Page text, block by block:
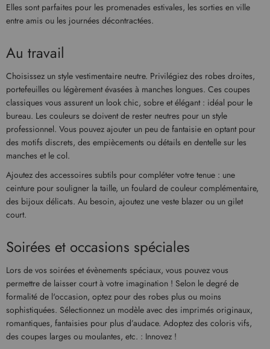
Elles sont parfaites pour les promenades estivales, les sorties en ville
entre amis ou les journées décontractées.
Au travail
Choisissez un style vestimentaire neutre. Privilégiez des robes droites,
portefeuilles ou légèrement évasées à manches longues. Ces coupes
classiques vous assurent un look chic, sobre et élégant : idéal pour le
bureau. Les couleurs se doivent de rester neutres pour un style
professionnel. Vous pouvez ajouter un peu de fantaisie en optant pour
des motifs discrets, des empiècements ou détails en dentelle sur les
manches et le col.
Ajoutez des accessoires subtils pour compléter votre tenue : une
ceinture pour souligner la taille, un foulard de couleur complémentaire,
des bijoux délicats. Au besoin, ajoutez une veste blazer ou un gilet
court.
Soirées et occasions spéciales
Lors de vos soirées et évènements spéciaux, vous pouvez vous
permettre de laisser court à votre imagination ! Selon le degré de
formalité de l'occasion, optez pour des robes plus ou moins
sophistiquées. Sélectionnez un modèle avec des imprimés originaux,
romantiques, fantaisies pour plus d’audace. Adoptez des coloris vifs,
des coupes larges ou moulantes, etc. : Innovez !